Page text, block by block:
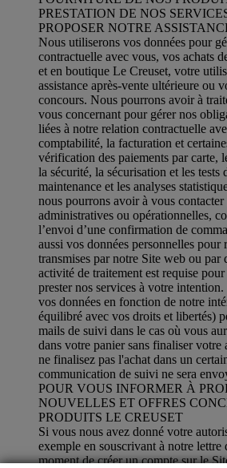
PRESTATION DE NOS
PROPOSER NOTRE
Nous utiliserons vos données pour
contractuelle avec vous, vos achats
et en boutique Le Creuset, votre
assistance après-vente ultérieure ou
concours. Nous pourrons avoir à
vous concernant pour gérer nos
liées à notre relation contractuelle
comptabilité, la facturation et
vérification des paiements par carte,
la sécurité, la sécurisation et les tests
maintenance et les analyses
nous pourrons avoir à vous contacter
administratives ou opérationnelles,
l’envoi d’une confirmation de
aussi vos données personnelles pour
transmises par notre Site web ou par
activité de traitement est requise
prester nos services à votre
vos données en fonction de notre
équilibré avec vos droits et libertés)
mails de suivi dans le cas où vous
dans votre panier sans finaliser votre
ne finalisez pas l'achat dans un
communication de suivi ne sera
POUR VOUS INFORMER À
NOUVELLES ET OFFRES
PRODUITS LE CREUSET
Si vous nous avez donné votre
exemple en souscrivant à notre lettre
moment de créer un compte sur le